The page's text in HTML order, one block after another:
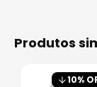
produtos
10%